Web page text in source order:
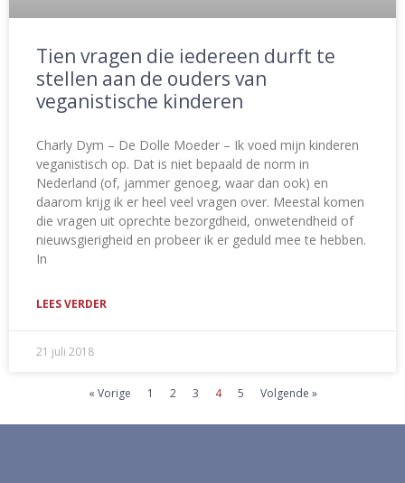
Tien vragen die iedereen durft te
stellen aan de ouders van
veganistische kinderen
Charly Dym – De Dolle Moeder – Ik voed mijn kinderen
veganistisch op. Dat is niet bepaald de norm in
Nederland (of, jammer genoeg, waar dan ook) en
daarom krijg ik er heel veel vragen over. Meestal komen
die vragen uit oprechte bezorgdheid, onwetendheid of
nieuwsgierigheid en probeer ik er geduld mee te hebben.
In
LEES VERDER
21 juli 2018
« Vorige 1 2 3 4 5 Volgende »